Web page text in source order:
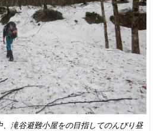
、滝谷避難小屋をの目指してのんびり昼